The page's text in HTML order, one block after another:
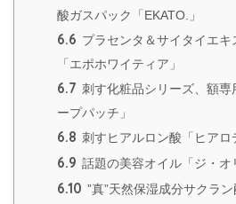
酸ガスパック「EKATO.」
6.6 プラセンタ＆サイタイエ
「エポホワイティア」
6.7 刺す化粧品シリーズ、額専
ープパッチ」
6.8 刺すヒアルロン酸「ヒアロ
6.9 話題の美容オイル「ジ・オ
6.10 ”真”天然保湿成分サクラ